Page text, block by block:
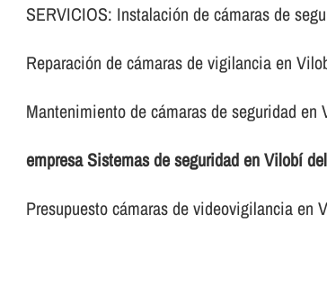
SERVICIOS: Instalación de cámaras de
Reparación de cámaras de vigilancia en
Mantenimiento de cámaras de seguridad en
empresa Sistemas de seguridad en Vilobí
Presupuesto cámaras de videovigilancia en